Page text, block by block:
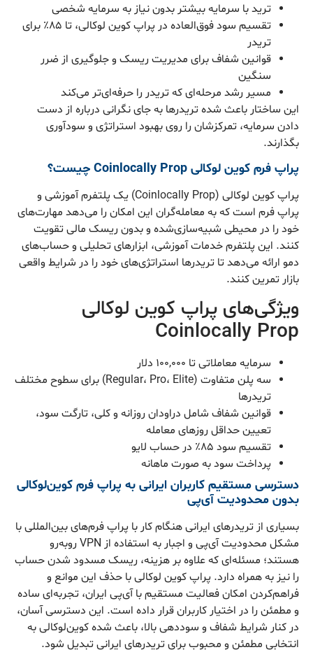
ترید با سرمایه بیشتر بدون نیاز به سرمایه شخصی
تقسیم سود فوق‌العاده در پراپ کوین لوکالی، تا ۸۵٪ برای
تریدر
قوانین شفاف برای مدیریت ریسک و جلوگیری از ضرر
سنگین
مسیر رشد مرحله‌ای که تریدر را حرفه‌ای‌تر می‌کند
این ساختار باعث شده تریدرها به جای نگرانی درباره از دست
دادن سرمایه، تمرکزشان را روی بهبود استراتژی و سودآوری
بگذارند.
پراپ فرم کوین لوکالی Coinlocally Prop چیست؟
پراپ کوین‌ لوکالی (Coinlocally Prop) یک پلتفرم آموزشی و
پراپ فرم است که به معامله‌گران این امکان را می‌دهد مهارت‌های
خود را در محیطی شبیه‌سازی‌شده و بدون ریسک مالی تقویت
کنند. این پلتفرم خدمات آموزشی، ابزارهای تحلیلی و حساب‌های
دمو ارائه می‌دهد تا تریدرها استراتژی‌های خود را در شرایط واقعی
بازار تمرین کنند.
ویژگی‌های پراپ کوین لوکالی
Coinlocally Prop
سرمایه معاملاتی تا ۱۰۰,۰۰۰ دلار
سه پلن متفاوت (Regular، Pro، Elite) برای سطوح مختلف
تریدرها
قوانین شفاف شامل دراودان روزانه و کلی، تارگت سود،
تعیین حداقل روزهای معامله
تقسیم سود ۸۵٪ در حساب لایو
پرداخت سود به صورت ماهانه
دسترسی مستقیم کاربران ایرانی به پراپ فرم کوین‌لوکالی
بدون محدودیت آی‌پی
بسیاری از تریدرهای ایرانی هنگام کار با پراپ فرم‌های بین‌المللی با
مشکل محدودیت آی‌پی و اجبار به استفاده از VPN روبه‌رو
هستند؛ مسئله‌ای که علاوه بر هزینه، ریسک مسدود شدن حساب
را نیز به همراه دارد. پراپ کوین‌ لوکالی با حذف این موانع و
فراهم‌کردن امکان فعالیت مستقیم با آی‌پی ایران، تجربه‌ای ساده
و مطمئن را در اختیار کاربران قرار داده است. این دسترسی آسان،
در کنار شرایط شفاف و سوددهی بالا، باعث شده کوین‌لوکالی به
انتخابی مطمئن و محبوب برای تریدرهای ایرانی تبدیل شود.